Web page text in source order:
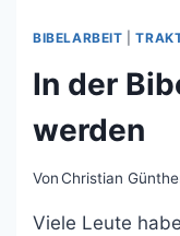
BIBELARBEIT |
In der
werden
VonChristian
Viele Leute